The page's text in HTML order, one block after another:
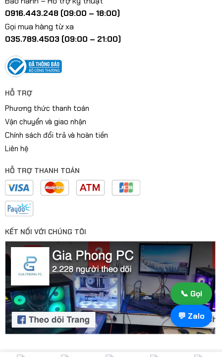
0916.443.248 (09:00 – 18:00)
Gọi mua hàng từ xa
035.789.4503 (09:00 – 21:00)
HỖ TRỢ
Phương thức thanh toán
Vận chuyển và giao nhận
Chính sách đổi trả và hoàn tiền
Liên hệ
HỖ TRỢ THANH TOÁN
KẾT NỐI VỚI CHÚNG TÔI
📞 Gọi
💬 Zalo